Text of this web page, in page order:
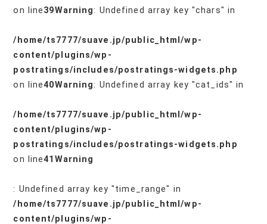
on line39Warning: Undefined array key "chars" in
/home/ts7777/suave.jp/public_html/wp-
content/plugins/wp-
postratings/includes/postratings-widgets.php
on line40Warning: Undefined array key "cat_ids" in
/home/ts7777/suave.jp/public_html/wp-
content/plugins/wp-
postratings/includes/postratings-widgets.php
on line41 Warning
: Undefined array key "time_range" in
/home/ts7777/suave.jp/public_html/wp-
content/plugins/wp-